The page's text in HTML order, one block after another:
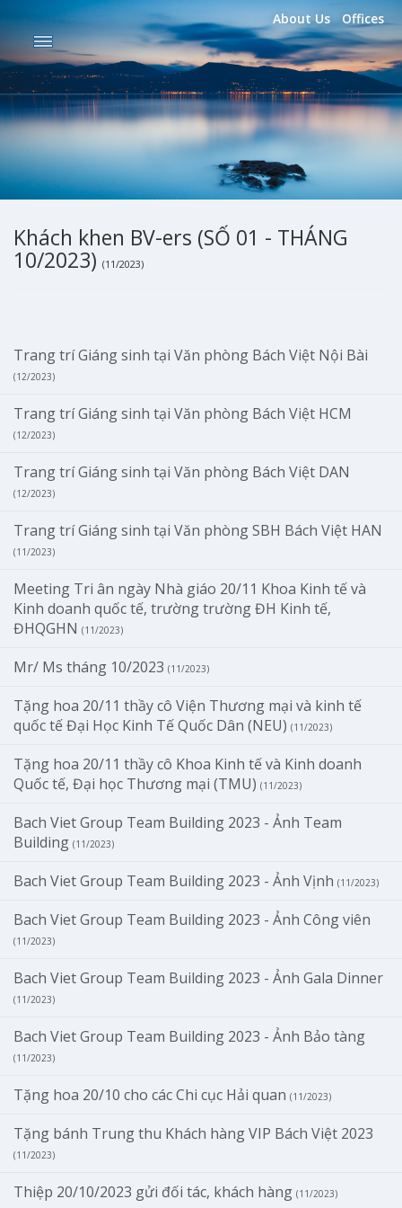
About Us Offices
Khách khen BV-ers (SỐ 01 - THÁNG
10/2023) (11/2023)
Trang trí Giáng sinh tại Văn phòng Bách Việt Nội Bài
(12/2023)
Trang trí Giáng sinh tại Văn phòng Bách Việt HCM
(12/2023)
Trang trí Giáng sinh tại Văn phòng Bách Việt DAN
(12/2023)
Trang trí Giáng sinh tại Văn phòng SBH Bách Việt HAN
(11/2023)
Meeting Tri ân ngày Nhà giáo 20/11 Khoa Kinh tế và
Kinh doanh quốc tế, trường trường ĐH Kinh tế,
ĐHQGHN (11/2023)
Mr/ Ms tháng 10/2023 (11/2023)
Tặng hoa 20/11 thầy cô Viện Thương mại và kinh tế
quốc tế Đại Học Kinh Tế Quốc Dân (NEU) (11/2023)
Tặng hoa 20/11 thầy cô Khoa Kinh tế và Kinh doanh
Quốc tế, Đại học Thương mại (TMU) (11/2023)
Bach Viet Group Team Building 2023 - Ảnh Team
Building (11/2023)
Bach Viet Group Team Building 2023 - Ảnh Vịnh (11/2023)
Bach Viet Group Team Building 2023 - Ảnh Công viên
(11/2023)
Bach Viet Group Team Building 2023 - Ảnh Gala Dinner
(11/2023)
Bach Viet Group Team Building 2023 - Ảnh Bảo tàng
(11/2023)
Tặng hoa 20/10 cho các Chi cục Hải quan (11/2023)
Tặng bánh Trung thu Khách hàng VIP Bách Việt 2023
(11/2023)
Thiệp 20/10/2023 gửi đối tác, khách hàng (11/2023)